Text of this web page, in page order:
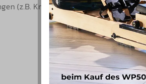
(z.B. Kniebeugen, Liegestütze, Plank)